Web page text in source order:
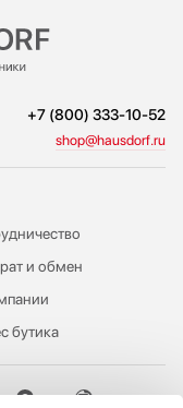
+7 (800) 333-10-52
shop@hausdorf.ru
и обмен
бутика